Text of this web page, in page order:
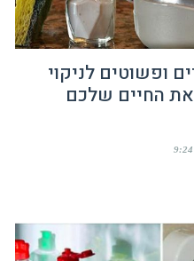
ופשוטים לניקוי
החיים שלכם
9:24